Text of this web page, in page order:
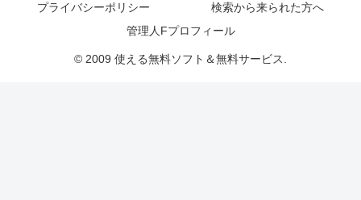
プライバシーポリシー
検索から来られた方へ
管理人Fプロフィール
© 2009 使える無料ソフト＆無料サービス.